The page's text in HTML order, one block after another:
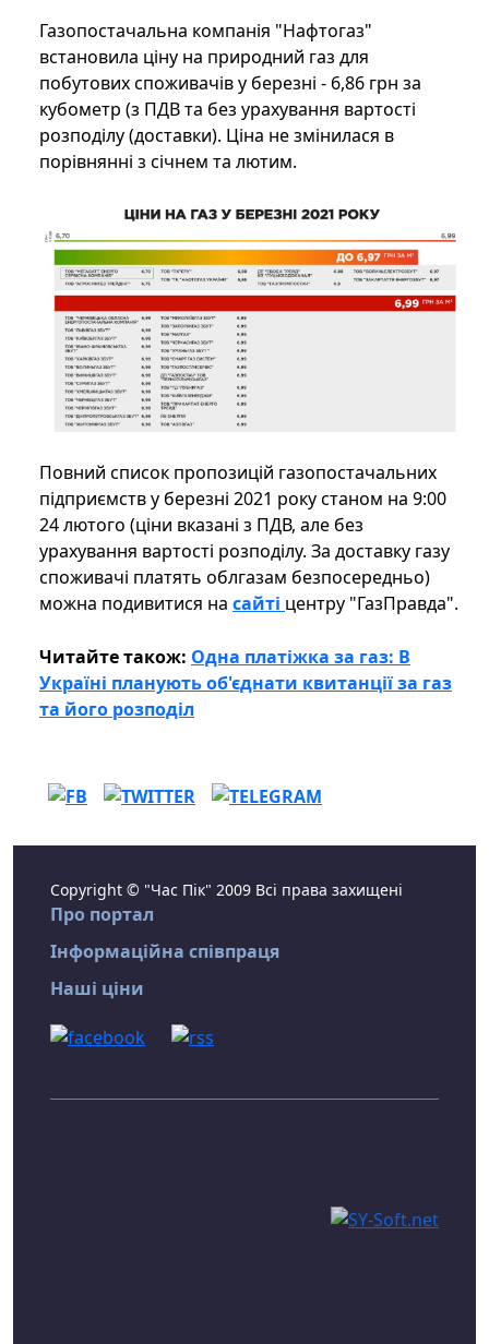
Газопостачальна компанія "Нафтогаз"
встановила ціну на природний газ для
побутових споживачів у березні - 6,86 грн за
кубометр (з ПДВ та без урахування вартості
розподілу (доставки). Ціна не змінилася в
порівнянні з січнем та лютим.
Повний список пропозицій газопостачальних
підприємств у березні 2021 року станом на 9:00
24 лютого (ціни вказані з ПДВ, але без
урахування вартості розподілу. За доставку газу
споживачі платять облгазам безпосередньо)
можна подивитися на сайті центру "ГазПравда".
Читайте також: Одна платіжка за газ: В
Україні планують об'єднати квитанції за газ
та його розподіл
Copyright © "Час Пік" 2009 Всі права захищені
Про портал
Інформаційна співпраця
Наші ціни